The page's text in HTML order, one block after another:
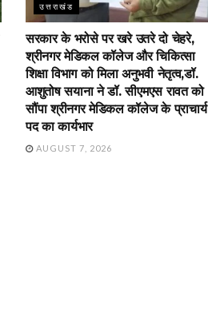
उत्तराखंड
सरकार के भरोसे पर खरे उतरे दो चेहरे,
श्रीनगर मेडिकल कॉलेज और चिकित्सा
शिक्षा विभाग को मिला अनुभवी नेतृत्व,डॉ.
आशुतोष सयाना ने डॉ. सीएमएस रावत को
सौंपा श्रीनगर मेडिकल कॉलेज के प्राचार्य
पद का कार्यभार
AUGUST 7, 2026